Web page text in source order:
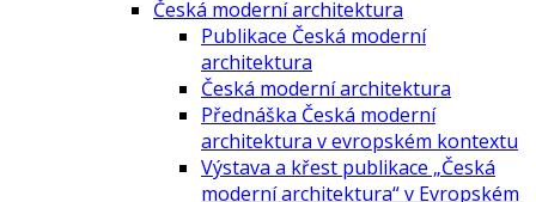
Česká moderní architektura
Publikace Česká moderní
architektura
Česká moderní architektura
Přednáška Česká moderní
architektura v evropském kontextu
Výstava a křest publikace „Česká
moderní architektura“ v Evropském